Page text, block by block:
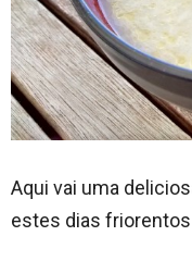
Aqui vai uma
estes dias